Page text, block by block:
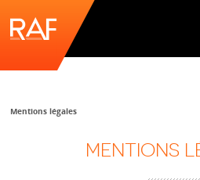
Mentions légales
MENTIONS